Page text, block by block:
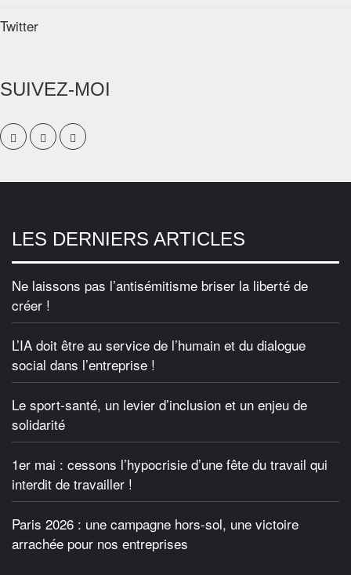
Twitter
SUIVEZ-MOI
LES DERNIERS ARTICLES
Ne laissons pas l’antisémitisme briser la liberté de
créer !
L’IA doit être au service de l’humain et du dialogue
social dans l’entreprise !
Le sport-santé, un levier d’inclusion et un enjeu de
solidarité
1er mai : cessons l’hypocrisie d’une fête du travail qui
interdit de travailler !
Paris 2026 : une campagne hors-sol, une victoire
arrachée pour nos entreprises